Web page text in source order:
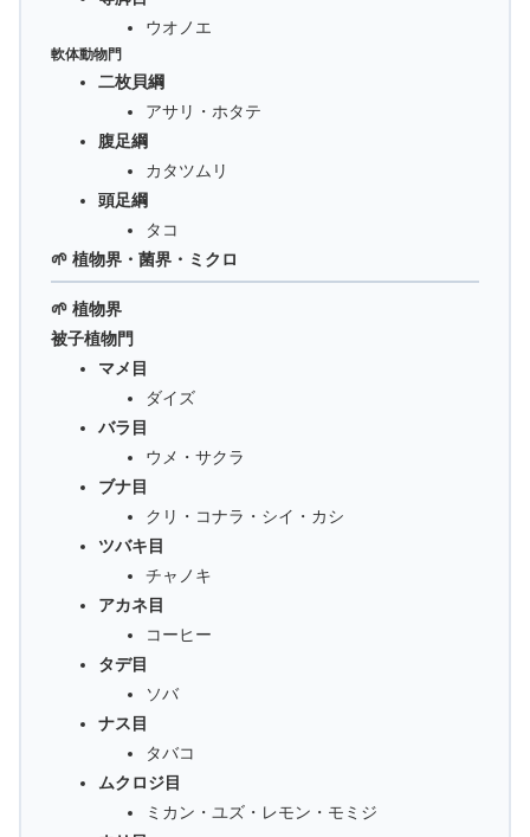
ウオノエ
軟体動物門
二枚貝綱
アサリ・ホタテ
腹足綱
カタツムリ
頭足綱
タコ
🌱 植物界・菌界・ミクロ
🌱 植物界
被子植物門
マメ目
ダイズ
バラ目
ウメ・サクラ
ブナ目
クリ・コナラ・シイ・カシ
ツバキ目
チャノキ
アカネ目
コーヒー
タデ目
ソバ
ナス目
タバコ
ムクロジ目
ミカン・ユズ・レモン・モミジ